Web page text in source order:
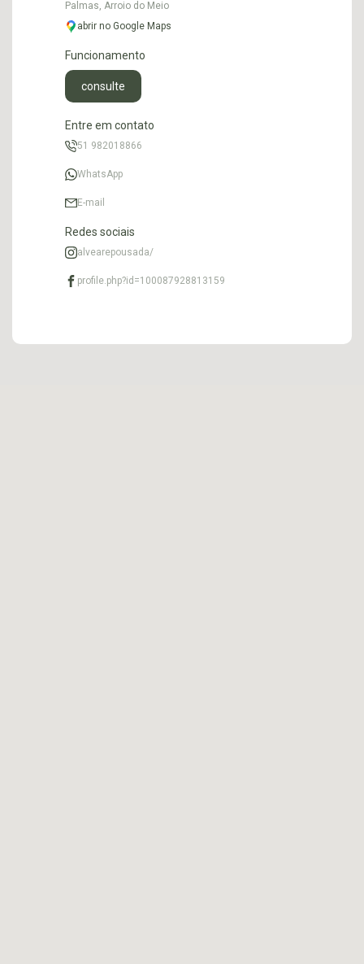
Palmas, Arroio do Meio
abrir no Google Maps
Funcionamento
consulte
Entre em contato
51 982018866
WhatsApp
E-mail
Redes sociais
alvearepousada/
profile.php?id=100087928813159